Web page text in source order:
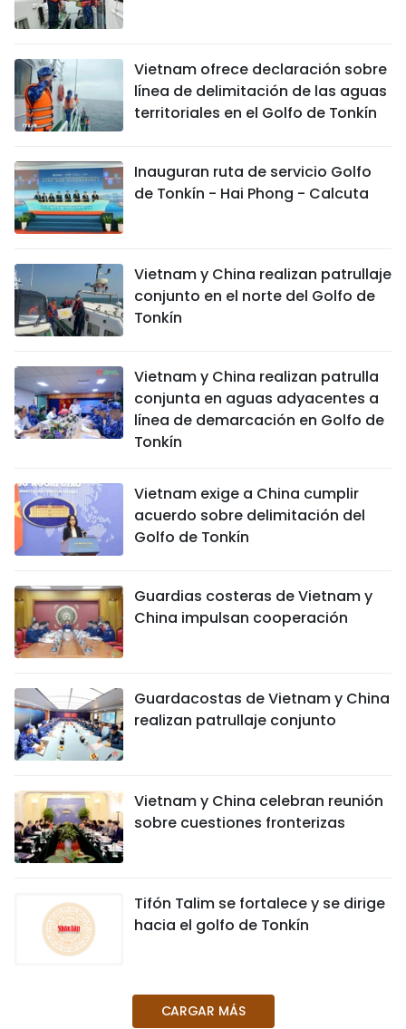
¿QUIÉNES SOMOS?
TIẾNG VIỆT
中文
РУССКИЙ
Vietnam ofrece declaración sobre
línea de delimitación de las aguas
territoriales en el Golfo de Tonkín
Inauguran ruta de servicio Golfo
de Tonkín - Hai Phong - Calcuta
Vietnam y China realizan patrullaje
conjunto en el norte del Golfo de
Tonkín
Vietnam y China realizan patrulla
conjunta en aguas adyacentes a
línea de demarcación en Golfo de
Tonkín
Vietnam exige a China cumplir
acuerdo sobre delimitación del
Golfo de Tonkín
Guardias costeras de Vietnam y
China impulsan cooperación
Guardacostas de Vietnam y China
realizan patrullaje conjunto
Vietnam y China celebran reunión
sobre cuestiones fronterizas
Tifón Talim se fortalece y se dirige
hacia el golfo de Tonkín
CARGAR MÁS